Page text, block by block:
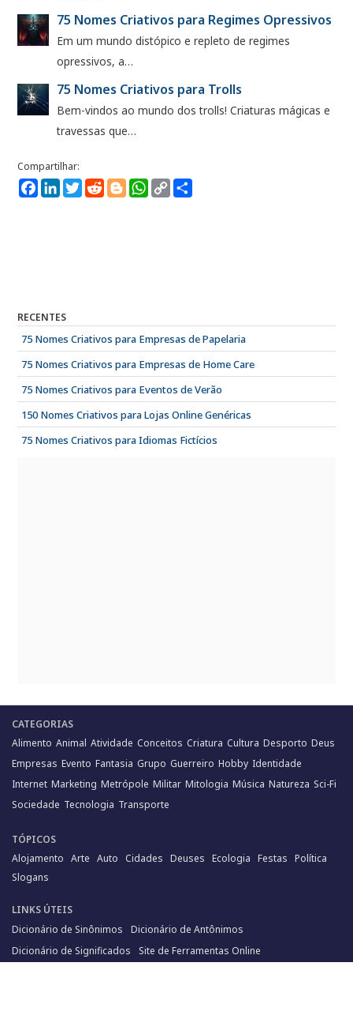
75 Nomes Criativos para Regimes Opressivos
Em um mundo distópico e repleto de regimes
opressivos, a…
75 Nomes Criativos para Trolls
Bem-vindos ao mundo dos trolls! Criaturas mágicas e
travessas que…
Facebook
LinkedIn
TwitterRedditBloggerWhatsApp
Copy
Link
RECENTES
75 Nomes Criativos para Empresas de Papelaria
75 Nomes Criativos para Empresas de Home Care
75 Nomes Criativos para Eventos de Verão
150 Nomes Criativos para Lojas Online Genéricas
75 Nomes Criativos para Idiomas Fictícios
CATEGORIAS
Alimento Animal Atividade Conceitos Criatura Cultura Desporto Deus
Empresas Evento Fantasia Grupo Guerreiro Hobby Identidade
Internet Marketing Metrópole Militar Mitologia Música Natureza Sci-Fi
Sociedade Tecnologia Transporte
TÓPICOS
Alojamento Arte Auto Cidades Deuses Ecologia Festas Política
Slogans
LINKS ÚTEIS
Dicionário de Sinônimos
Dicionário de Antônimos
Dicionário de Significados
Site de Ferramentas Online